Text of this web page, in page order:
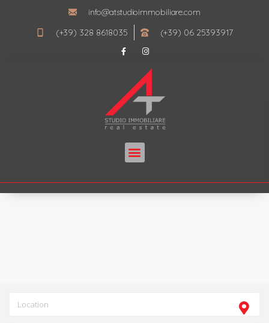
info@atstudioimmobiliare.com
(+39) 328 8618035
(+39) 06 25393917